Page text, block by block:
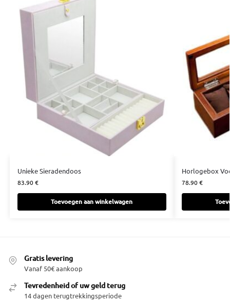
Unieke Sieradendoos
83.90€
Toevoegen aan winkelwagen
Horlogebox
78.90€
Gratis levering
Vanaf 50€ aankoop
Tevredenheid of uw geld terug
14 dagen terugtrekkingsperiode